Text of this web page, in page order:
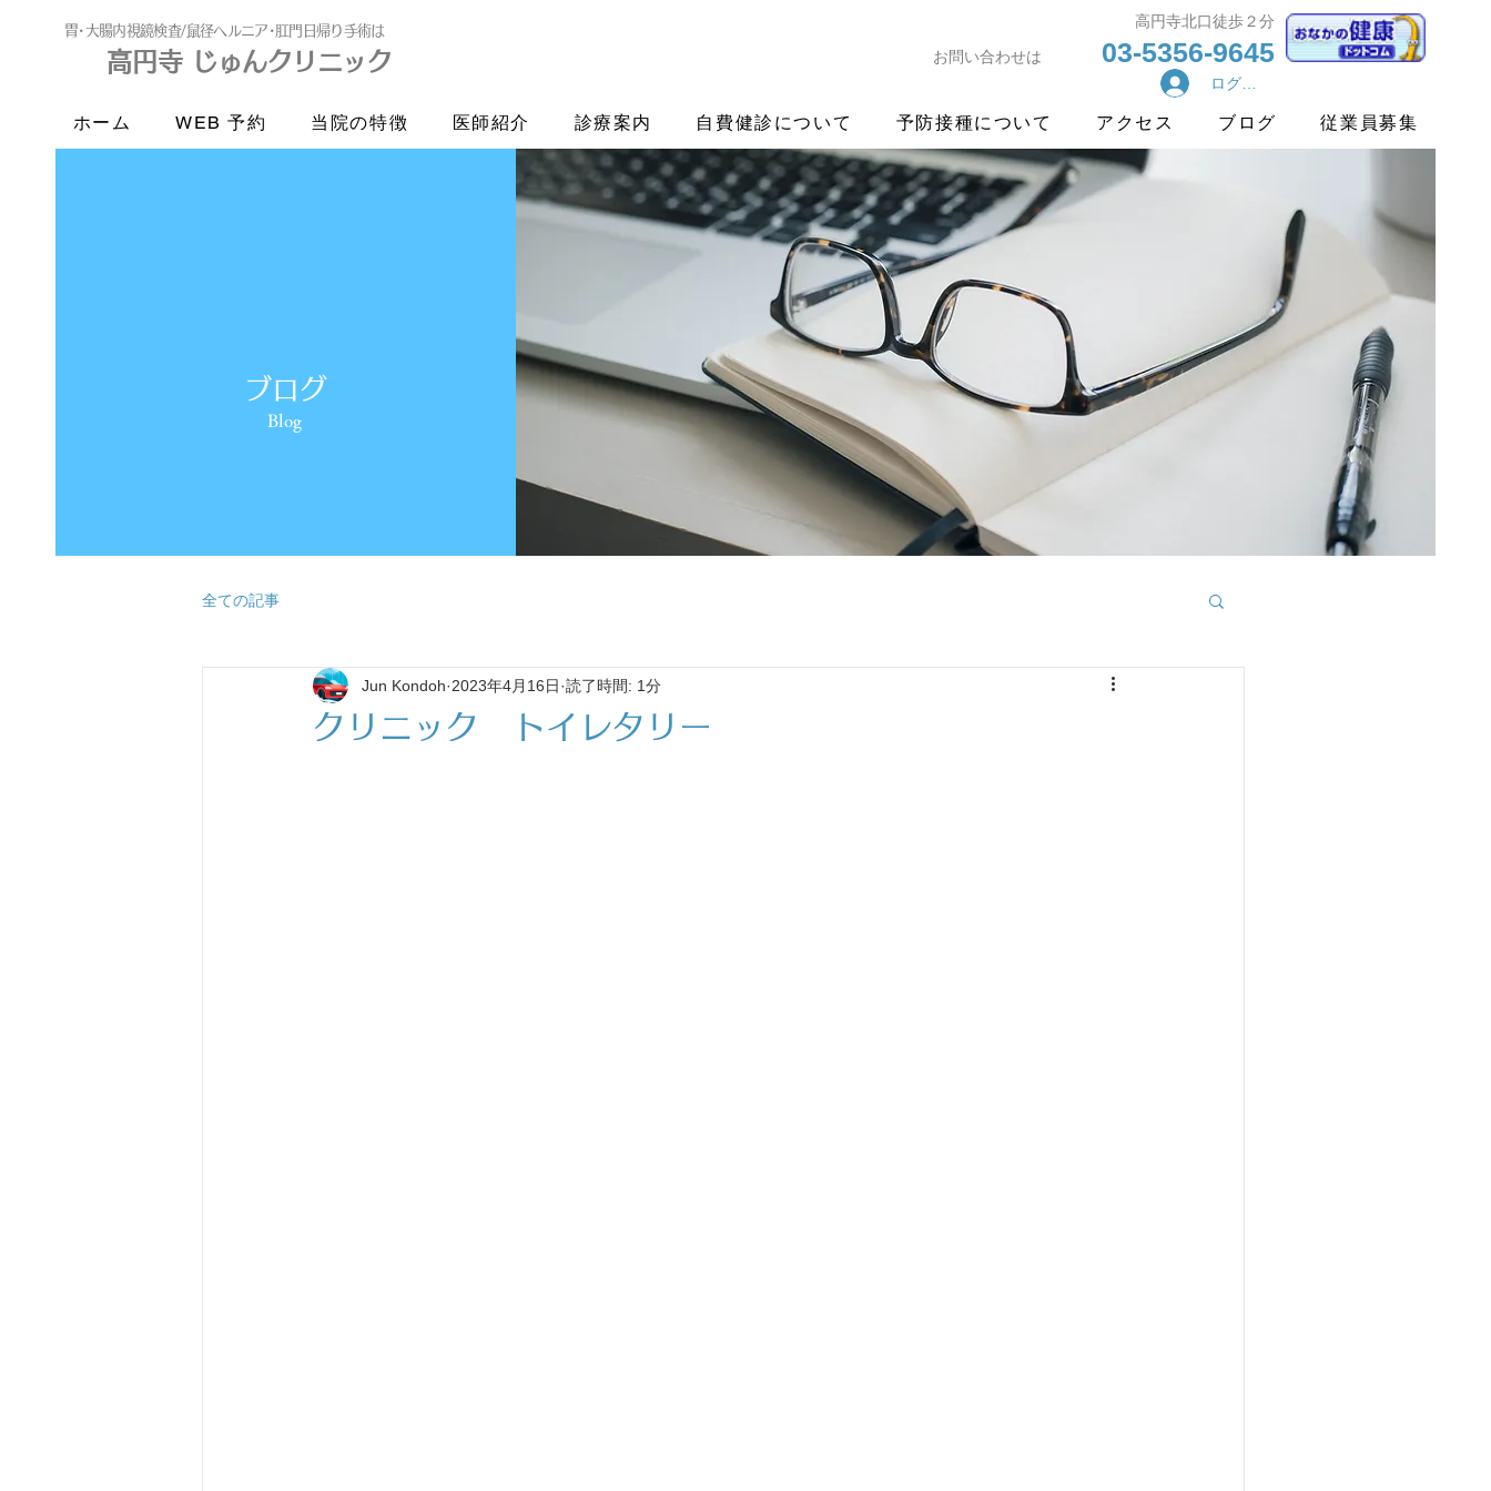
​胃･大腸内視鏡検査/鼠径ヘルニア･肛門日帰り手術は
高円寺 じゅんクリニック
高円寺 じゅんクリニック
​高円寺北口徒歩２分
お問い合わせは
03-5356-9645
ホーム WEB 予約 当院の特徴 医師紹介 診療案内 自費健診について 予防接種について アクセス ブログ 従業員募集
ログイン
ブログ
Blog
全ての記事
クリニック トイレタリー
Jun Kondoh 2023年4月16日 読了時間: 1分